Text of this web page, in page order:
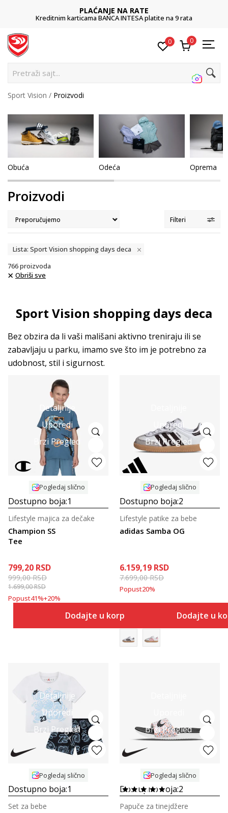
POZOVITE NAS
011 422 1422
0 0
Pretra
Sport Vision Proizvodi
Obuća Odeća Oprema
Proizvodi
Filteri
Lista: Sport Vision shopping days deca
766proizvoda
Obriši sve
Sport Vision shopping days deca
Bez obzira da li vaši mališani aktivno treniraju ili se
zabavljaju u parku, imamo sve što im je potrebno za
udobnost, stil i sigurnost.
Detaljnije
Uporedi
Brzi Pregled
Pogledaj slično
Dostupno boja:1
Champion SS
Tee
Lifestyle majica za dečake
799,20 RSD
999,00RSD
1.699,00RSD
Popust41%+20%
Dodajte u korpu
Uporedi
Brzi Pregled
Pogledaj slično
Dostupno boja:2
adidas Samba OG
Lifestyle patike za bebe
6.159,19 RSD
7.699,00RSD
Popust20%
Dodajte u
Detaljnije
Uporedi
Brzi Pregled
Pogledaj slično
Dostupno boja:1
Set za bebe
Brzi Pregled
Pogledaj slično
Dostupno boja:2
Papuče za tinejdžere